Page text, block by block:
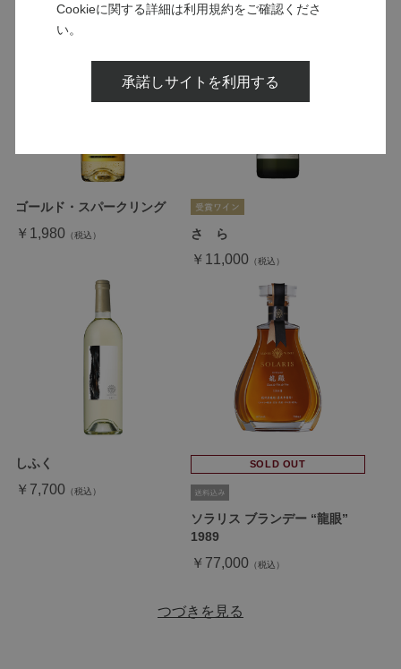
通常価格 ￥15,400
ゴールド・スパークリング
￥1,980 さゝら
￥11,000
しふく
￥7,700
SOLD OUT
ソラリス ブランデー “龍眼”
1989
￥77,000
つづきを見る
Cookieに関する詳細は利用規約をご確認くださ
い。
承諾しサイトを利用する